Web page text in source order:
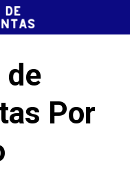
de
Por